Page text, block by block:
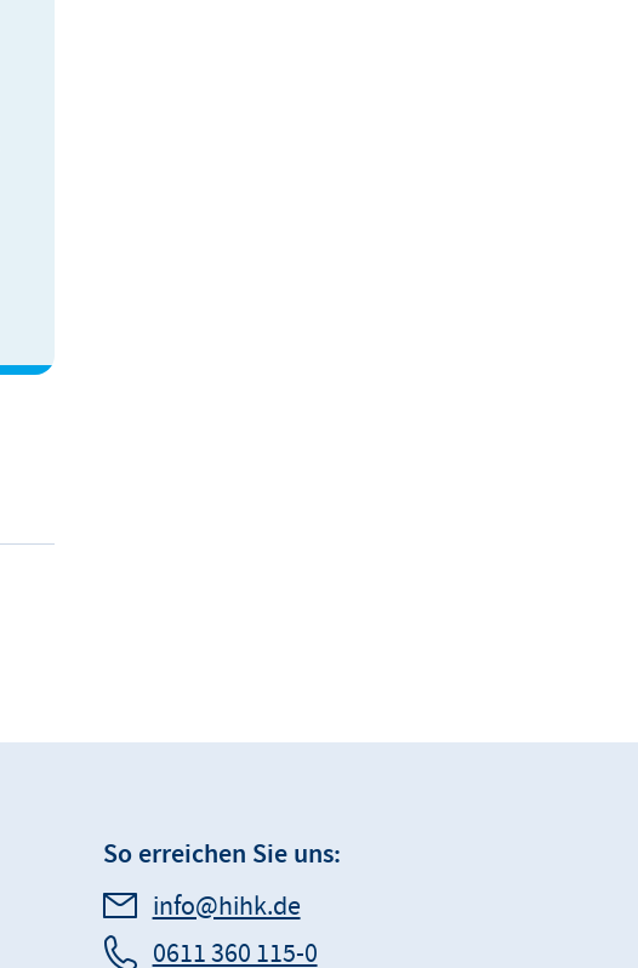
So erreichen Sie uns:
info@hihk.de
0611 360 115-0